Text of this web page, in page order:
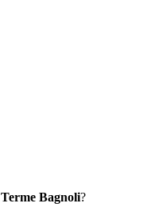
Terme Bagnoli?